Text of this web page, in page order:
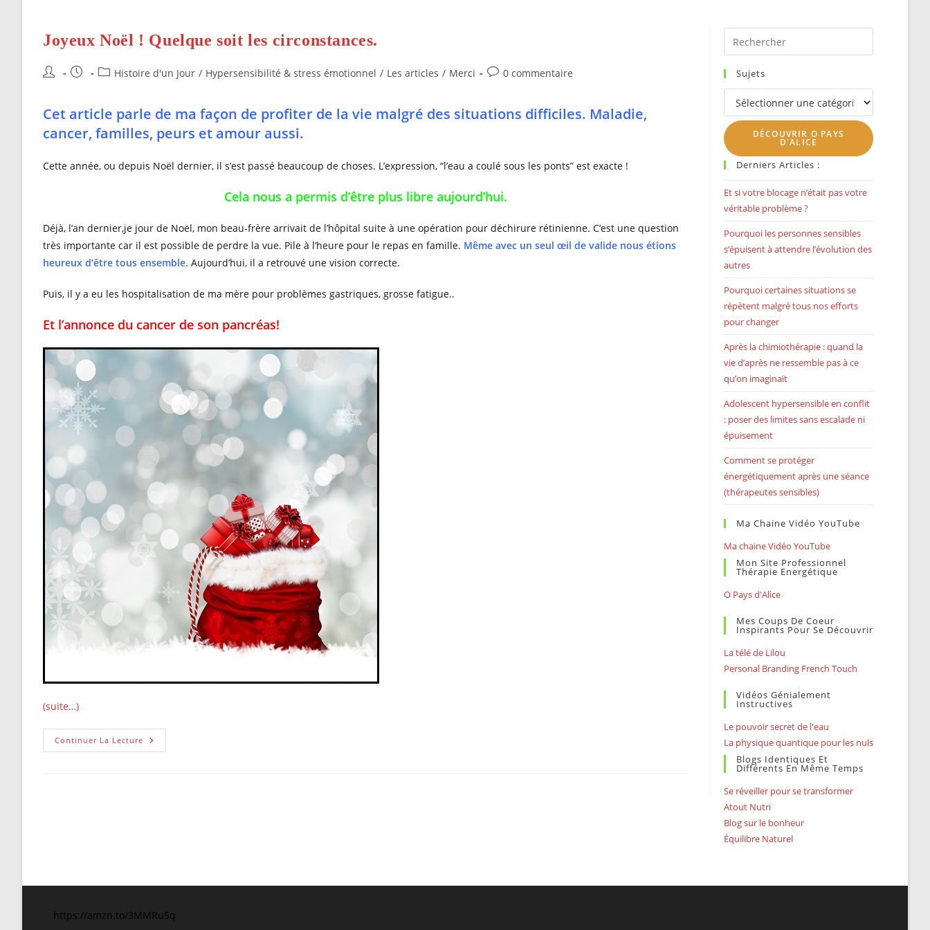
Joyeux Noël ! Quelque soit les circonstances.
Auteur/autrice
publication :
Publication
PostHistoire d'un Jour / Hypersensibilité & stress émotionnel / Les articles / Merci
Commentaires
publication :
0 commentaire
Cet article parle de ma façon de profiter de la vie malgré des situations difficiles. Maladie,
cancer, familles, peurs et amour aussi.
Cette année, ou depuis Noël dernier, il s’est passé beaucoup de choses. L’expression, “l’eau a coulé sous les ponts” est exacte !
Cela nous a permis d’être plus libre aujourd’hui.
Déjà, l’an dernier,je jour de Noël, mon beau-frère arrivait de l’hôpital suite à une opération pour déchirure rétinienne. C’est une question
très importante car il est possible de perdre la vue. Pile à l’heure pour le repas en famille. Même avec un seul œil de valide nous étions
heureux d’être tous ensemble. Aujourd’hui, il a retrouvé une vision correcte.
Puis, il y a eu les hospitalisation de ma mère pour problèmes gastriques, grosse fatigue..
Et l’annonce du cancer de son pancréas!
(suite…)
Continuer La Lecture Joyeux
Noël
Escape
close
panel.
Sujets
Sujets
DÉCOUVRIR O PAYS
D'ALICE
Derniers Articles :
Et si votre blocage n’était pas votre
véritable problème ?
Pourquoi les personnes sensibles
s’épuisent à attendre l’évolution des
autres
Pourquoi certaines situations se
répètent malgré tous nos efforts
pour changer
Après la chimiothérapie : quand la
vie d’après ne ressemble pas à ce
qu’on imaginait
Adolescent hypersensible en conflit
: poser des limites sans escalade ni
épuisement
Comment se protéger
énergétiquement après une séance
(thérapeutes sensibles)
Ma Chaine Vidéo YouTube
Ma chaine Vidéo YouTube
Mon Site Professionnel
Thérapie Energétique
O Pays d'Alice
Mes Coups De Coeur
Inspirants Pour Se Découvrir
La télé de Lilou
Personal Branding French Touch
Vidéos Génialement
Instructives
Le pouvoir secret de l'eau
La physique quantique pour les nuls
Blogs Identiques Et
Différents En Même Temps
Se réveiller pour se transformer
Atout Nutri
Blog sur le bonheur
Équilibre Naturel
https://amzn.to/3MMRu5q